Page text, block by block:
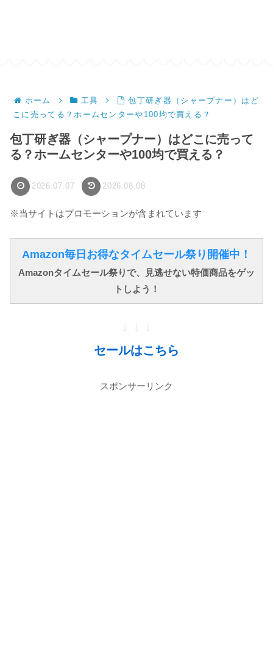
ホーム 工具
包丁研ぎ器（シャープナー）はど
こに売ってる？ホームセンターや100均で買える？
包丁研ぎ器（シャープナー）はどこに売って
る？ホームセンターや100均で買える？
2026.07.07 2026.08.08
※当サイトはプロモーションが含まれています
Amazon毎日お得なタイムセール祭り開催中！
Amazonタイムセール祭りで、見逃せない特価商品をゲッ
トしよう！
↓ ↓ ↓
セールはこちら
スポンサーリンク